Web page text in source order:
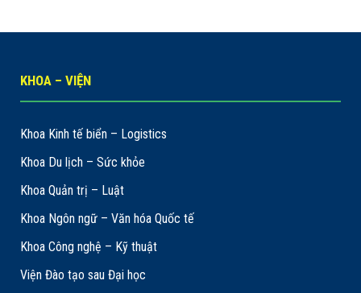
KHOA – VIỆN
Khoa Kinh tế biển – Logistics
Khoa Du lịch – Sức khỏe
Khoa Quản trị – Luật
Khoa Ngôn ngữ – Văn hóa Quốc tế
Khoa Công nghệ – Kỹ thuật
Viện Đào tạo sau Đại học